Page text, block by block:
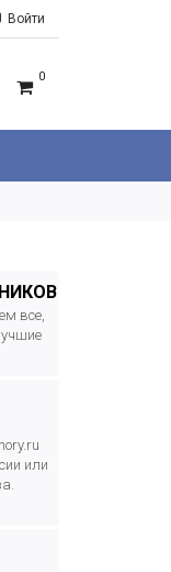
Войти
0
все,
или